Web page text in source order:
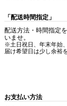
「配送時間指定」
配送方法・時間指定
いませ。
※土日祝日、年末年始
届け希望日は少し余裕
お支払い方法